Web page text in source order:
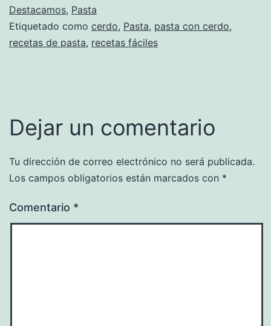
Destacamos, Pasta
Etiquetado como cerdo, Pasta, pasta con cerdo,
recetas de pasta, recetas fáciles
Dejar un comentario
Tu dirección de correo electrónico no será publicada.
Los campos obligatorios están marcados con *
Comentario *